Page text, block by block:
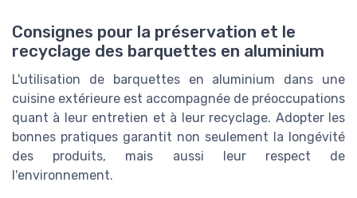
Consignes pour la préservation et le
recyclage des barquettes en aluminium
L'utilisation de barquettes en aluminium dans une
cuisine extérieure est accompagnée de préoccupations
quant à leur entretien et à leur recyclage. Adopter les
bonnes pratiques garantit non seulement la longévité
des produits, mais aussi leur respect de
l'environnement.